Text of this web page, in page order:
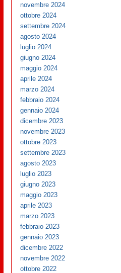
novembre 2024
ottobre 2024
settembre 2024
agosto 2024
luglio 2024
giugno 2024
maggio 2024
aprile 2024
marzo 2024
febbraio 2024
gennaio 2024
dicembre 2023
novembre 2023
ottobre 2023
settembre 2023
agosto 2023
luglio 2023
giugno 2023
maggio 2023
aprile 2023
marzo 2023
febbraio 2023
gennaio 2023
dicembre 2022
novembre 2022
ottobre 2022